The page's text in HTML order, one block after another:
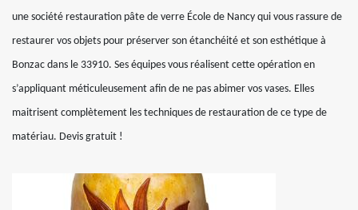
une société restauration pâte de verre École de Nancy qui vous rassure de
restaurer vos objets pour préserver son étanchéité et son esthétique à
Bonzac dans le 33910. Ses équipes vous réalisent cette opération en
s’appliquant méticuleusement afin de ne pas abimer vos vases. Elles
maitrisent complètement les techniques de restauration de ce type de
matériau. Devis gratuit !